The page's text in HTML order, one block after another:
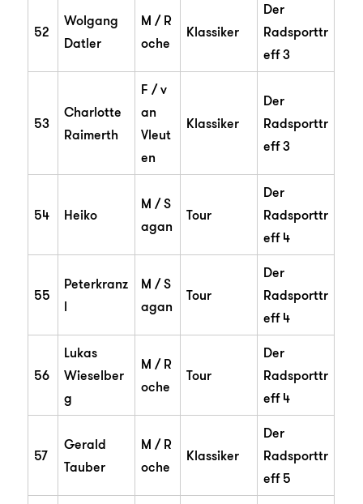
52
Wolgang
Datler
M / R
oche
Klassiker
Der
Radsporttr
eff 3
53
Charlotte
Raimerth
F / v
an
Vleut
en
Klassiker
Der
Radsporttr
eff 3
54 Heiko
M / S
agan
Tour
Der
Radsporttr
eff 4
55
Peterkranz
l
M / S
agan
Tour
Der
Radsporttr
eff 4
56
Lukas
Wieselber
g
M / R
oche
Tour
Der
Radsporttr
eff 4
57
Gerald
Tauber
M / R
oche
Klassiker
Der
Radsporttr
eff 5